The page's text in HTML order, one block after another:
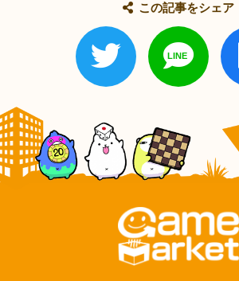
この記事をシェア